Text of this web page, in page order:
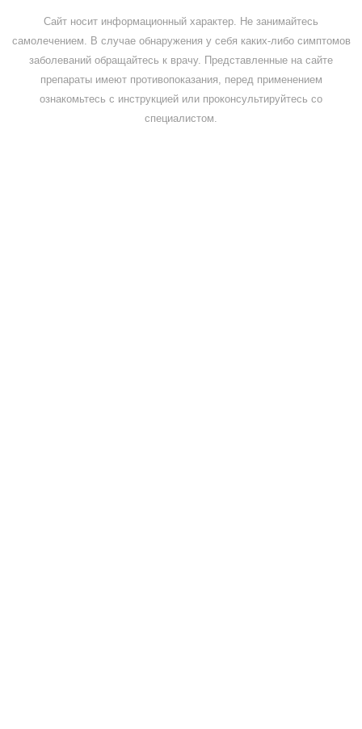
Сайт носит информационный характер. Не занимайтесь
самолечением. В случае обнаружения у себя каких-либо симптомов
заболеваний обращайтесь к врачу. Представленные на сайте
препараты имеют противопоказания, перед применением
ознакомьтесь с инструкцией или проконсультируйтесь со
специалистом.